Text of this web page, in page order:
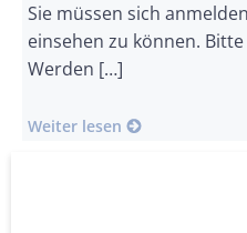
Sie müssen sich
einsehen zu können.
Werden […]
Weiter lesen